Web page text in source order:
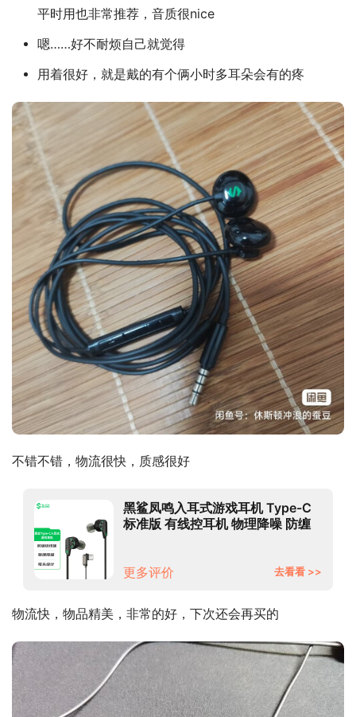
平时用也非常推荐，音质很nice
嗯……好不耐烦自己就觉得
用着很好，就是戴的有个俩小时多耳朵会有的疼
不错不错，物流很快，质感很好
黑鲨凤鸣入耳式游戏耳机 Type-C
标准版 有线控耳机 物理降噪 防缠
更多评价 去看看 >>
物流快，物品精美，非常的好，下次还会再买的